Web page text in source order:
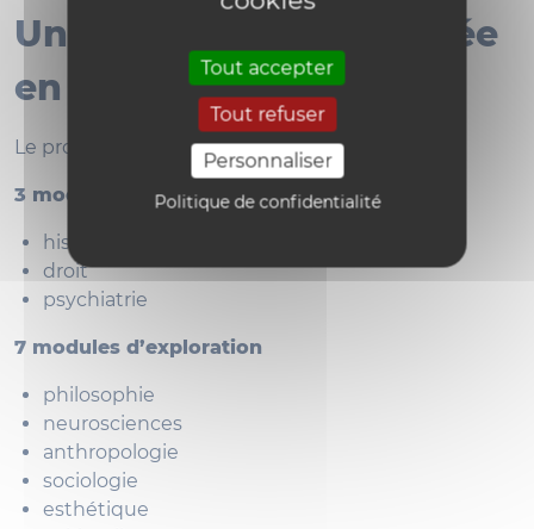
Tout accepter
Tout refuser
Personnaliser
Politique de confidentialité
Une formation structurée
en 12 modules
Le programme comprend :
3 modules fondamentaux
histoire
droit
psychiatrie
7 modules d’exploration
philosophie
neurosciences
anthropologie
sociologie
esthétique